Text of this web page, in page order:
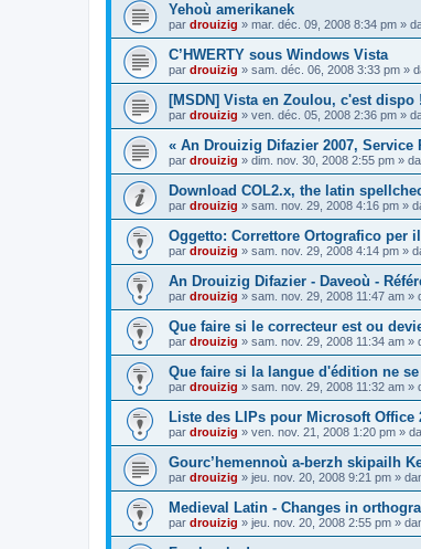
Yehoù amerikanek
par drouizig » mar. déc. 09, 2008 8:34 pm »
C’HWERTY sous Windows Vista
par drouizig » sam. déc. 06, 2008 3:33 pm »
[MSDN] Vista en Zoulou, c'est dispo !
par drouizig » ven. déc. 05, 2008 2:36 pm »
« An Drouizig Difazier 2007, Service
par drouizig » dim. nov. 30, 2008 2:55 pm »
Download COL2.x, the latin
par drouizig » sam. nov. 29, 2008 4:16 pm »
Oggetto: Correttore Ortografico per
par drouizig » sam. nov. 29, 2008 4:14 pm »
An Drouizig Difazier - Daveoù -
par drouizig » sam. nov. 29, 2008 11:47 am »
Que faire si le correcteur est ou
par drouizig » sam. nov. 29, 2008 11:34 am »
Que faire si la langue d'édition ne
par drouizig » sam. nov. 29, 2008 11:32 am »
Liste des LIPs pour Microsoft Office
par drouizig » ven. nov. 21, 2008 1:20 pm »
Gourc’hemennoù a-berzh skipailh
par drouizig » jeu. nov. 20, 2008 9:21 pm »
Medieval Latin - Changes in
par drouizig » jeu. nov. 20, 2008 2:55 pm »